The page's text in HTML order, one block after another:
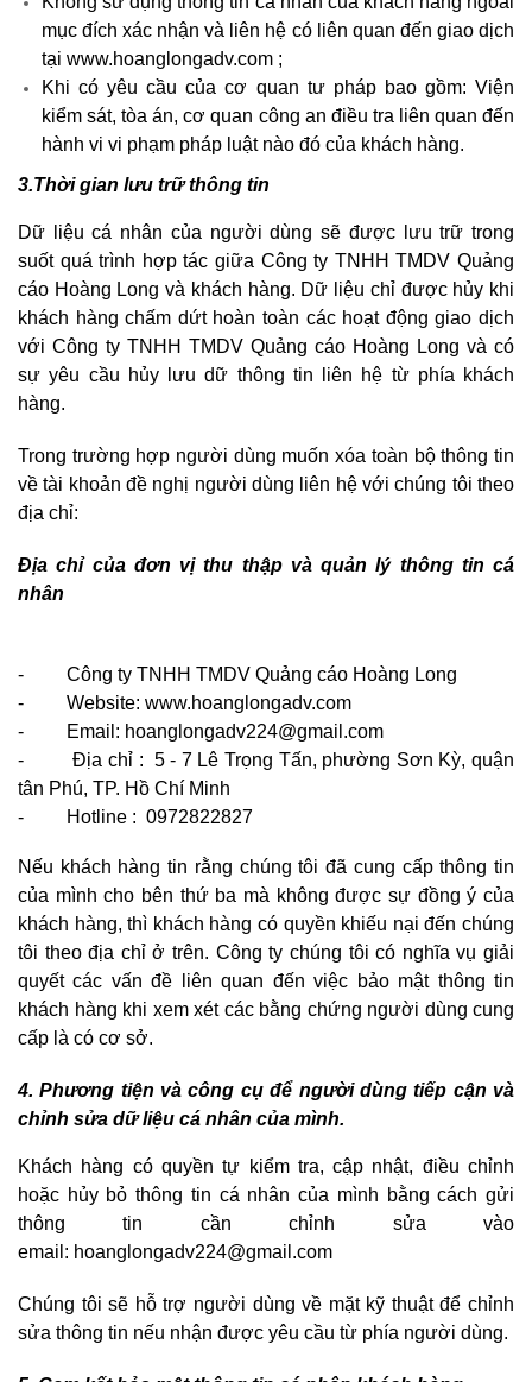
mục đích xác nhận và liên hệ có liên quan đến giao dịch
tại www.hoanglongadv.com ;
Khi có yêu cầu của cơ quan tư pháp bao gồm: Viện
kiểm sát, tòa án, cơ quan công an điều tra liên quan đến
hành vi vi phạm pháp luật nào đó của khách hàng.
3.Thời gian lưu trữ thông tin
Dữ liệu cá nhân của người dùng sẽ được lưu trữ trong
suốt quá trình hợp tác giữa Công ty TNHH TMDV Quảng
cáo Hoàng Long và khách hàng. Dữ liệu chỉ được hủy khi
khách hàng chấm dứt hoàn toàn các hoạt động giao dịch
với Công ty TNHH TMDV Quảng cáo Hoàng Long và có
sự yêu cầu hủy lưu dữ thông tin liên hệ từ phía khách
hàng.
Trong trường hợp người dùng muốn xóa toàn bộ thông tin
về tài khoản đề nghị người dùng liên hệ với chúng tôi theo
địa chỉ:
Địa chỉ của đơn vị thu thập và quản lý thông tin cá
nhân
- Công ty TNHH TMDV Quảng cáo Hoàng Long
- Website: www.hoanglongadv.com
- Email: hoanglongadv224@gmail.com
- Địa chỉ : 5 - 7 Lê Trọng Tấn, phường Sơn Kỳ, quận
tân Phú, TP. Hồ Chí Minh
- Hotline : 0972822827
Nếu khách hàng tin rằng chúng tôi đã cung cấp thông tin
của mình cho bên thứ ba mà không được sự đồng ý của
khách hàng, thì khách hàng có quyền khiếu nại đến chúng
tôi theo địa chỉ ở trên. Công ty chúng tôi có nghĩa vụ giải
quyết các vấn đề liên quan đến việc bảo mật thông tin
khách hàng khi xem xét các bằng chứng người dùng cung
cấp là có cơ sở.
4. Phương tiện và công cụ để người dùng tiếp cận và
chỉnh sửa dữ liệu cá nhân của mình.
Khách hàng có quyền tự kiểm tra, cập nhật, điều chỉnh
hoặc hủy bỏ thông tin cá nhân của mình bằng cách gửi
thông tin cần chỉnh sửa vào
email: hoanglongadv224@gmail.com
Chúng tôi sẽ hỗ trợ người dùng về mặt kỹ thuật để chỉnh
sửa thông tin nếu nhận được yêu cầu từ phía người dùng.